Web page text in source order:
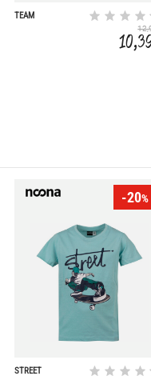
TEAM
-20%
STREET